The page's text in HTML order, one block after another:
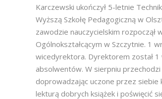
Karczewski ukończył 5-letnie
Wyższą Szkołę Pedagogiczną w
zawodzie nauczycielskim
Ogólnokształcącym w Szczytnie. 1
wicedyrektora. Dyrektorem został 1
absolwentów. W sierpniu
doprowadzając uczone przez siebie
lekturą dobrych książek i poświęcić